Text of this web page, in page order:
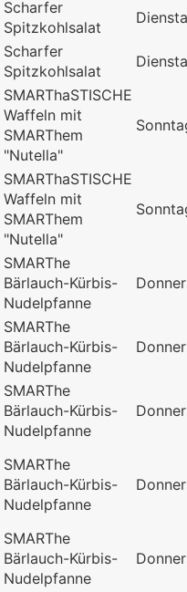
Scharfer
Spitzkohlsalat
Scharfer
Spitzkohlsalat
SMARThaSTISCHE
Waffeln mit
SMARThem
"Nutella"
SMARThaSTISCHE
Waffeln mit
SMARThem
"Nutella"
SMARThe
Bärlauch-Kürbis-
Nudelpfanne
SMARThe
Bärlauch-Kürbis-
Nudelpfanne
SMARThe
Bärlauch-Kürbis-
Nudelpfanne
SMARThe
Bärlauch-Kürbis-
Nudelpfanne
SMARThe
Bärlauch-Kürbis-
Nudelpfanne